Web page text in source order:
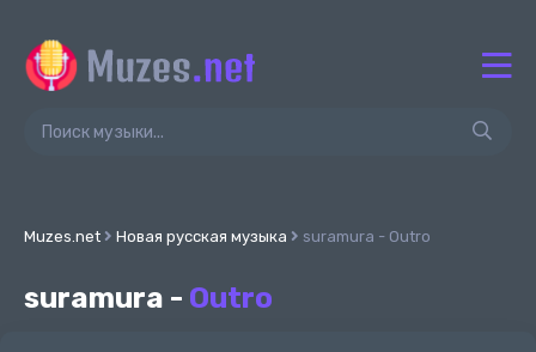
Muzes.net Новая русская музыка suramura - Outro
suramura - Outro